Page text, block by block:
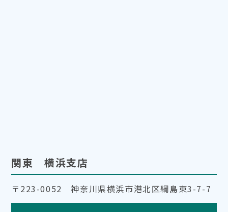
関東 横浜支店
〒223-0052 神奈川県横浜市港北区綱島東3-7-7